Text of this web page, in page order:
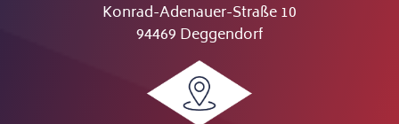
Konrad-Adenauer-Straße 10
94469 Deggendorf